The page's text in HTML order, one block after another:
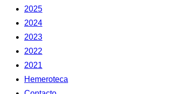
2025
2024
2023
2022
2021
Hemeroteca